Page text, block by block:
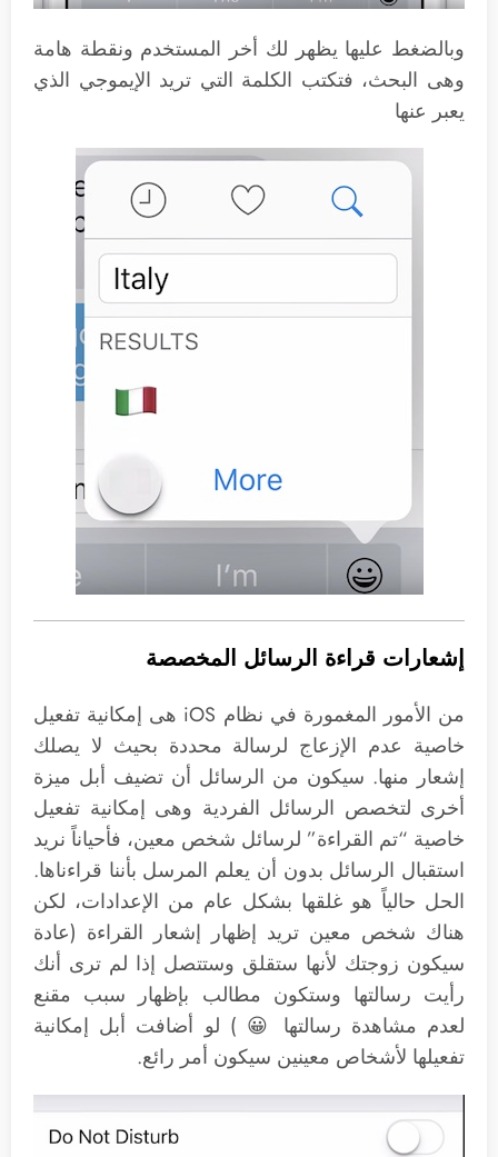
وبالضغط عليها يظهر لك أخر المستخدم ونقطة هامة
وهى البحث، فتكتب الكلمة التي تريد الإيموجي الذي
يعبر عنها
إشعارات قراءة الرسائل المخصصة
من الأمور المغمورة في نظام iOS هى إمكانية تفعيل
خاصية عدم الإزعاج لرسالة محددة بحيث لا يصلك
إشعار منها. سيكون من الرسائل أن تضيف أبل ميزة
أخرى لتخصص الرسائل الفردية وهى إمكانية تفعيل
خاصية “تم القراءة” لرسائل شخص معين، فأحياناً نريد
استقبال الرسائل بدون أن يعلم المرسل بأننا قراءناها.
الحل حالياً هو غلقها بشكل عام من الإعدادات، لكن
هناك شخص معين تريد إظهار إشعار القراءة (عادة
سيكون زوجتك لأنها ستقلق وستتصل إذا لم ترى أنك
رأيت رسالتها وستكون مطالب بإظهار سبب مقنع
لعدم مشاهدة رسالتها 😀 ) لو أضافت أبل إمكانية
تفعيلها لأشخاص معينين سيكون أمر رائع.